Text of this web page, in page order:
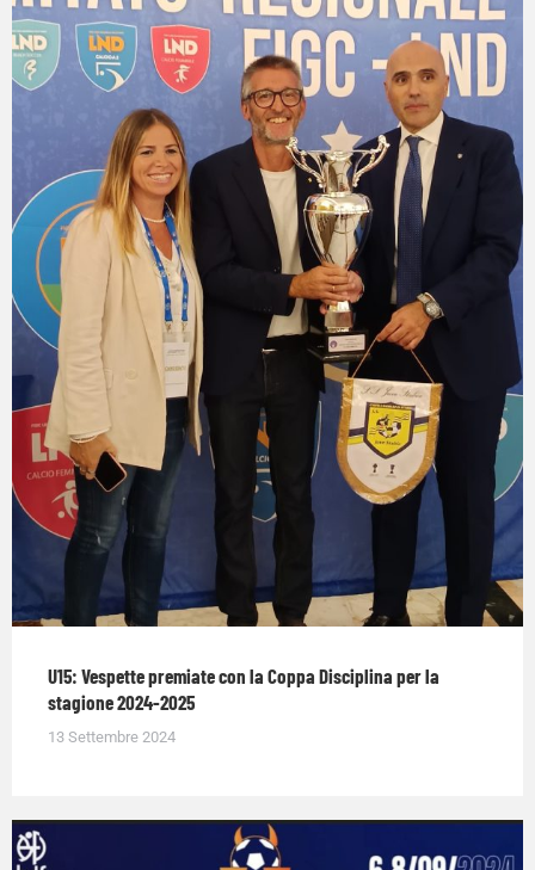
U15: Vespette premiate con la Coppa Disciplina per la
stagione 2024-2025
13 Settembre 2024